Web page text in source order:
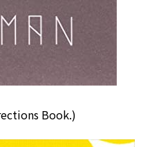
Book.)